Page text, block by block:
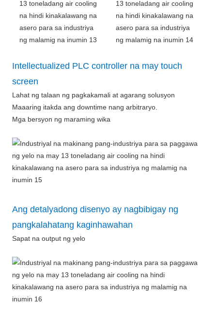
Intellectualized PLC controller na may touch
screen
Lahat ng talaan ng pagkakamali at agarang solusyon
Maaaring itakda ang downtime nang arbitraryo.
Mga bersyon ng maraming wika
Ang detalyadong disenyo ay nagbibigay ng
pangkalahatang kaginhawahan
Sapat na output ng yelo